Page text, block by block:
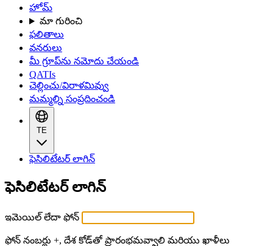
హోమ్
మా గురించి
ఫలితాలు
వనరులు
మీ గ్రూప్‌ను నమోదు చేయండి
QATIs
చెల్లించు/విరాళమివ్వు
మమ్మల్ని సంప్రదించండి
TE
ఫెసిలిటేటర్ లాగిన్
ఫెసిలిటేటర్ లాగిన్
ఇమెయిల్ లేదా ఫోన్
ఫోన్ నంబర్లు +, దేశ కోడ్‌తో ప్రారంభమవ్వాలి మరియు ఖాళీలు